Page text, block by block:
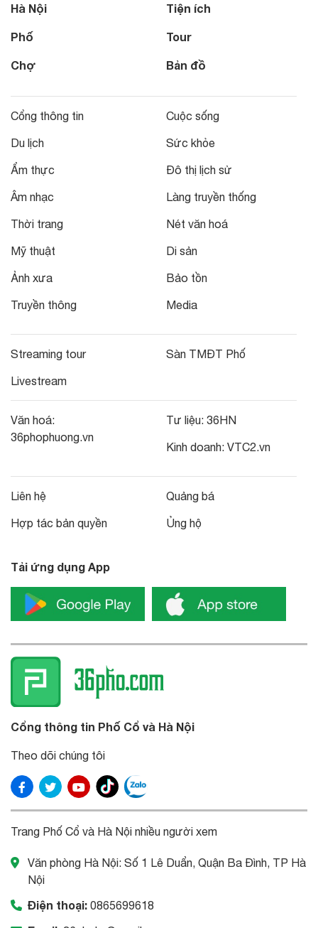
Hà Nội
Phố
Chợ
Tiện ích
Tour
Bản đồ
Cổng thông tin
Du lịch
Ẩm thực
Âm nhạc
Thời trang
Mỹ thuật
Ảnh xưa
Truyền thông
Cuộc sống
Sức khỏe
Đô thị lịch sử
Làng truyền thống
Nét văn hoá
Di sản
Bảo tồn
Media
Streaming tour
Livestream
Sàn TMĐT Phố
Văn hoá:
36phophuong.vn
Tư liệu: 36HN
Kinh doanh: VTC2.vn
Liên hệ
Hợp tác bản quyền
Quảng bá
Ủng hộ
Tải ứng dụng App
Cổng thông tin Phố Cổ và Hà Nội
Theo dõi chúng tôi
Trang Phố Cổ và Hà Nội nhiều người xem
Văn phòng Hà Nội: Số 1 Lê Duẩn, Quận Ba Đình, TP Hà
Nội
Điện thoại: 0865699618